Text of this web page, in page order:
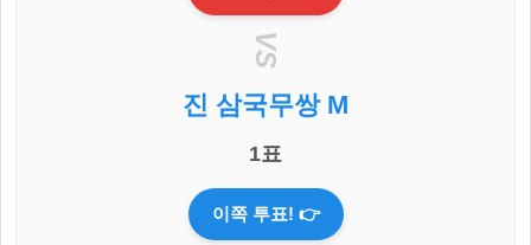
VS
진 삼국무쌍 M
1표
이쪽 투표! 👉